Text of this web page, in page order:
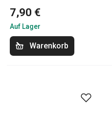
7,90 €
Auf Lager
Warenkorb